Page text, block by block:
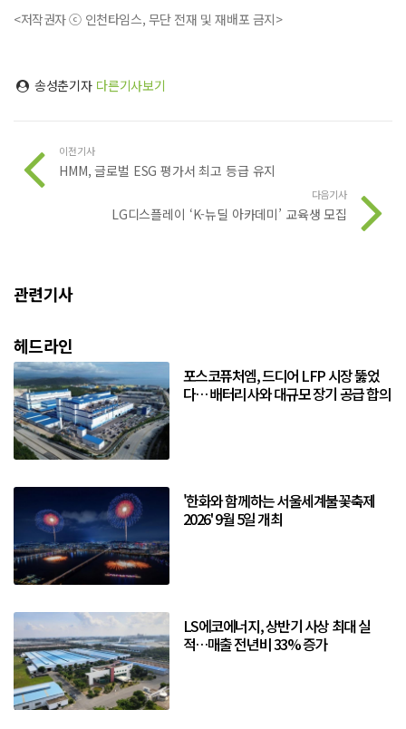
<저작권자 ⓒ 인천타임스, 무단 전재 및 재배포 금지>
송성춘기자 다른기사보기
이전기사
HMM, 글로벌 ESG 평가서 최고 등급 유지
다음기사
LG디스플레이 ‘K-뉴딜 아카데미’ 교육생 모집
관련기사
헤드라인
포스코퓨처엠, 드디어 LFP 시장 뚫었
다… 배터리사와 대규모 장기 공급 합의
'한화와 함께하는 서울세계불꽃축제
2026' 9월 5일 개최
LS에코에너지, 상반기 사상 최대 실
적…매출 전년비 33% 증가